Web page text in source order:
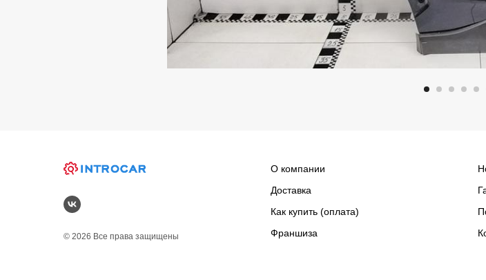
© 2026 Все права защищены
О компании
Доставка
Как купить (оплата)
Франшиза